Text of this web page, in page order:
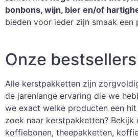
bonbons, wijn, bier en/of
bieden voor ieder zijn smaak een
Onze bestsellers
Alle kerstpakketten zijn
de jarenlange ervaring die we
we exact welke producten een
zoek naar kerstpakketten?
koffiebonen, theepakketten,